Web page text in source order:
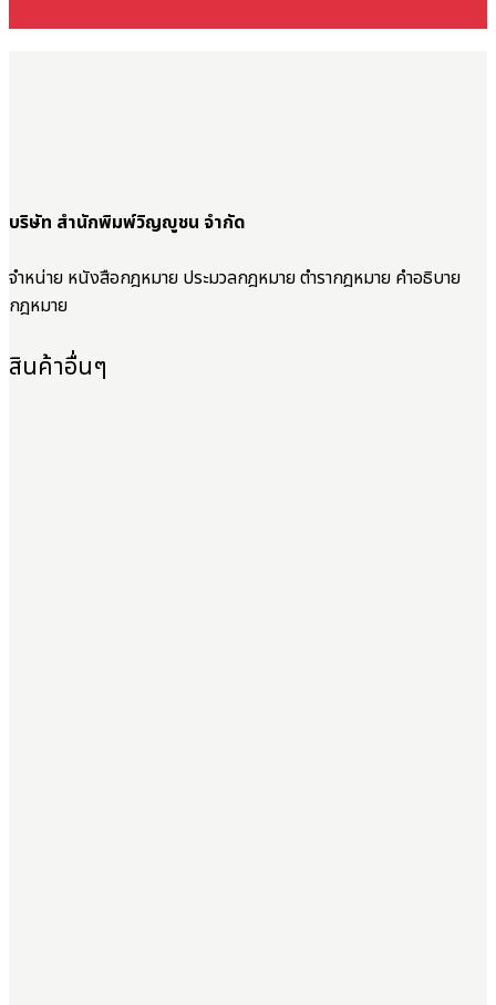
บริษัท สำนักพิมพ์วิญญูชน จำกัด
จำหน่าย หนังสือกฎหมาย ประมวลกฎหมาย ตำรากฎหมาย คำอธิบาย
กฎหมาย
สินค้าอื่นๆ